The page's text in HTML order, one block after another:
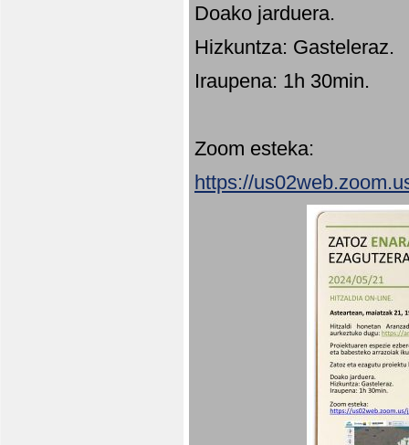
Doako jarduera.
Hizkuntza: Gasteleraz.
Iraupena: 1h 30min.
Zoom esteka:
https://